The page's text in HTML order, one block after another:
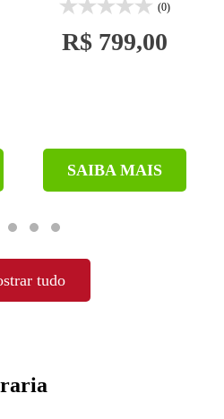
tudo
(0)
R$ 799,00
SAIBA MAIS